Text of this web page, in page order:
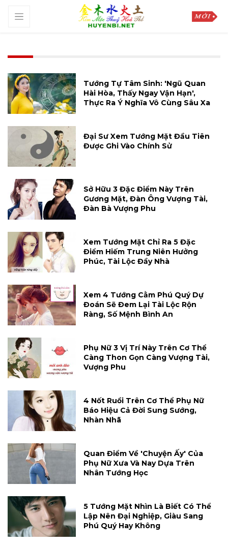
Tướng Tự Tâm Sinh: 'Ngũ Quan
Hài Hòa, Thấy Ngay Vận Hạn',
Thực Ra Ý Nghĩa Vô Cùng Sâu Xa
Đại Sư Xem Tướng Mặt Đầu Tiên
Được Ghi Vào Chính Sử
Sở Hữu 3 Đặc Điểm Này Trên
Gương Mặt, Đàn Ông Vượng Tài,
Đàn Bà Vượng Phu
Xem Tướng Mặt Chỉ Ra 5 Đặc
Điểm Hiếm Trung Niên Hưởng
Phúc, Tài Lộc Đầy Nhà
Xem 4 Tướng Cằm Phú Quý Dự
Đoán Sẽ Đem Lại Tài Lộc Rộn
Ràng, Số Mệnh Bình An
Phụ Nữ 3 Vị Trí Này Trên Cơ Thể
Càng Thon Gọn Càng Vượng Tài,
Vượng Phu
4 Nốt Ruồi Trên Cơ Thể Phụ Nữ
Báo Hiệu Cả Đời Sung Sướng,
Nhàn Nhã
Quan Điểm Về 'chuyện Ấy' Của
Phụ Nữ Xưa Và Nay Dựa Trên
Nhân Tướng Học
5 Tướng Mặt Nhìn Là Biết Có Thể
Lập Nên Đại Nghiệp, Giàu Sang
Phú Quý Hay Không